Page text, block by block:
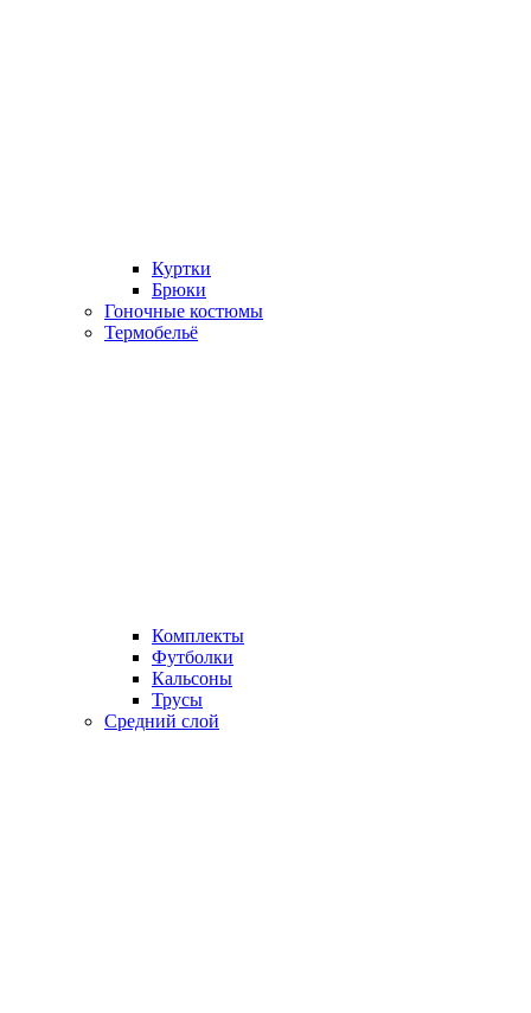
Куртки
Брюки
Гоночные костюмы
Термобельё
Комплекты
Футболки
Кальсоны
Трусы
Средний слой